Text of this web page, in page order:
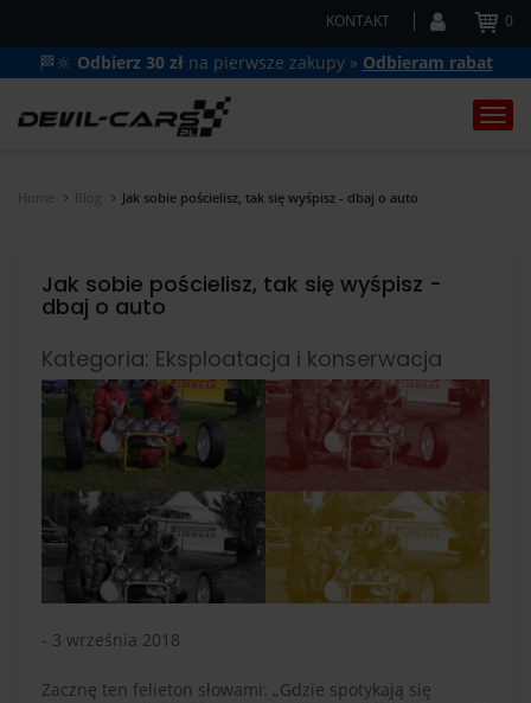
KONTAKT 0
🏁🔆 Odbierz 30 zł na pierwsze zakupy » Odbieram rabat
Home Blog Jak sobie pościelisz, tak się wyśpisz - dbaj o auto
Jak sobie pościelisz, tak się wyśpisz -
dbaj o auto
Kategoria: Eksploatacja i konserwacja
- 3 września 2018
Zacznę ten felieton słowami: „Gdzie spotykają się